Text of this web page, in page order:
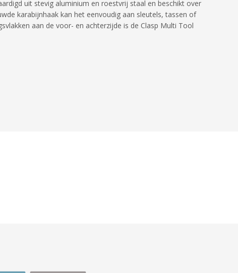
uit stevig aluminium en roestvrij staal en beschikt over
karabijnhaak kan het eenvoudig aan sleutels, tassen of
aan de voor- en achterzijde is de Clasp Multi Tool